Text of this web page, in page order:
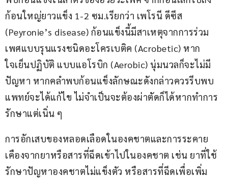
ก้อนใหญ่ยาวแข็ง 1-2 ซม.เรียกว่า เพโรนี ดีซีส
(Peyronie’s disease) ก้อนแข็งนี้มีสาเหตุจากการร่วม
เพศแบบรุนแรงชนิดอะโครเบติค (Acrobetic) หาก
ใจเย็นปฏิบัติ แบบแอโรบิก (Aerobic) นุ่มนวลก็จะไม่มี
ปัญหา หากคลำพบก้อนแข็งลักษณะดังกล่าวควรรีบพบ
แพทย์จะได้แก้ไข ไม่จำเป็นจะต้องผ่าตัดก็ได้หากทำการ
รักษาแต่เนิ่น ๆ
การอักเสบของหลอดเลือดในองคชาตและการระคาย
เคืองจากยาหรือสารที่ฉีดเข้าไปในองคชาต เช่น ยาที่ใช้
รักษาปัญหาองคชาตไม่แข็งตัว หรือสารที่ฉีดเพื่อเพิ่ม